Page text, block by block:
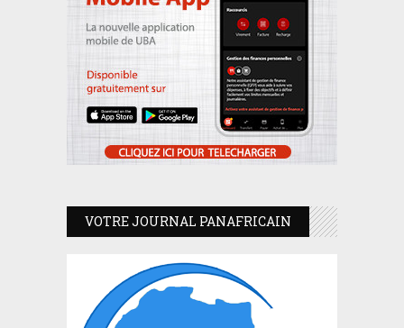
VOTRE JOURNAL PANAFRICAIN